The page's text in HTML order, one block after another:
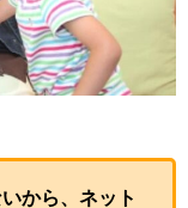
から、ネット